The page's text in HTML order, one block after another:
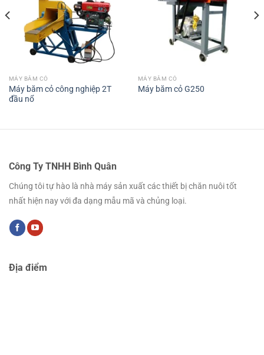
MÁY BĂM CỎ
Máy băm cỏ công nghiệp 2T
đầu nổ
MÁY BĂM CỎ
Máy băm cỏ G250
Công Ty TNHH Bình Quân
Chúng tôi tự hào là nhà máy sản xuất các thiết bị chăn nuôi tốt
nhất hiện nay với đa dạng mẫu mã và chủng loại.
Địa điểm